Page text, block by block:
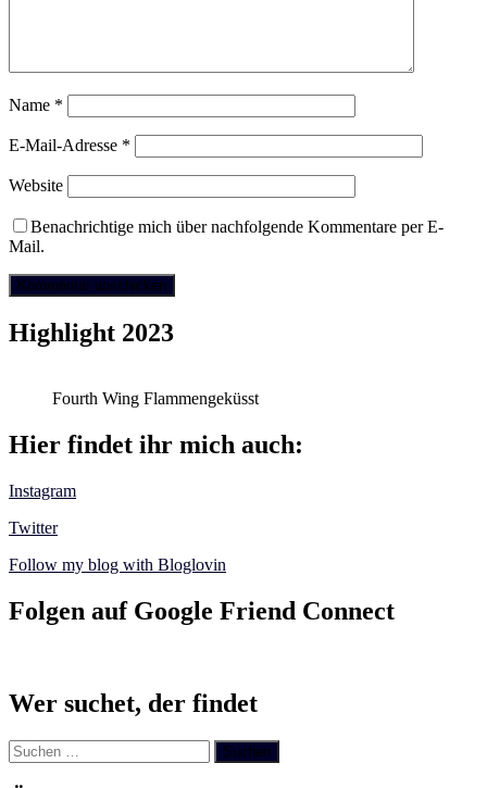
Name *
E-Mail-Adresse *
Website
Benachrichtige mich über nachfolgende Kommentare per E-
Mail.
Highlight 2023
Fourth Wing Flammengeküsst
Hier findet ihr mich auch:
Instagram
Twitter
Follow my blog with Bloglovin
Folgen auf Google Friend Connect
Wer suchet, der findet
Suchen
nach: